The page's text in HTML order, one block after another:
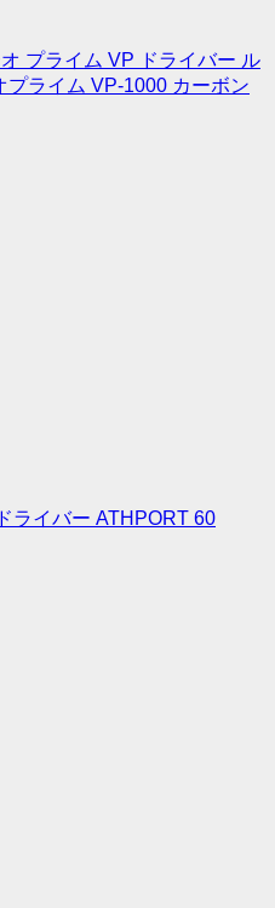
プライム VP ドライバー ル
プライム VP-1000 カーボン
ライバー ATHPORT 60